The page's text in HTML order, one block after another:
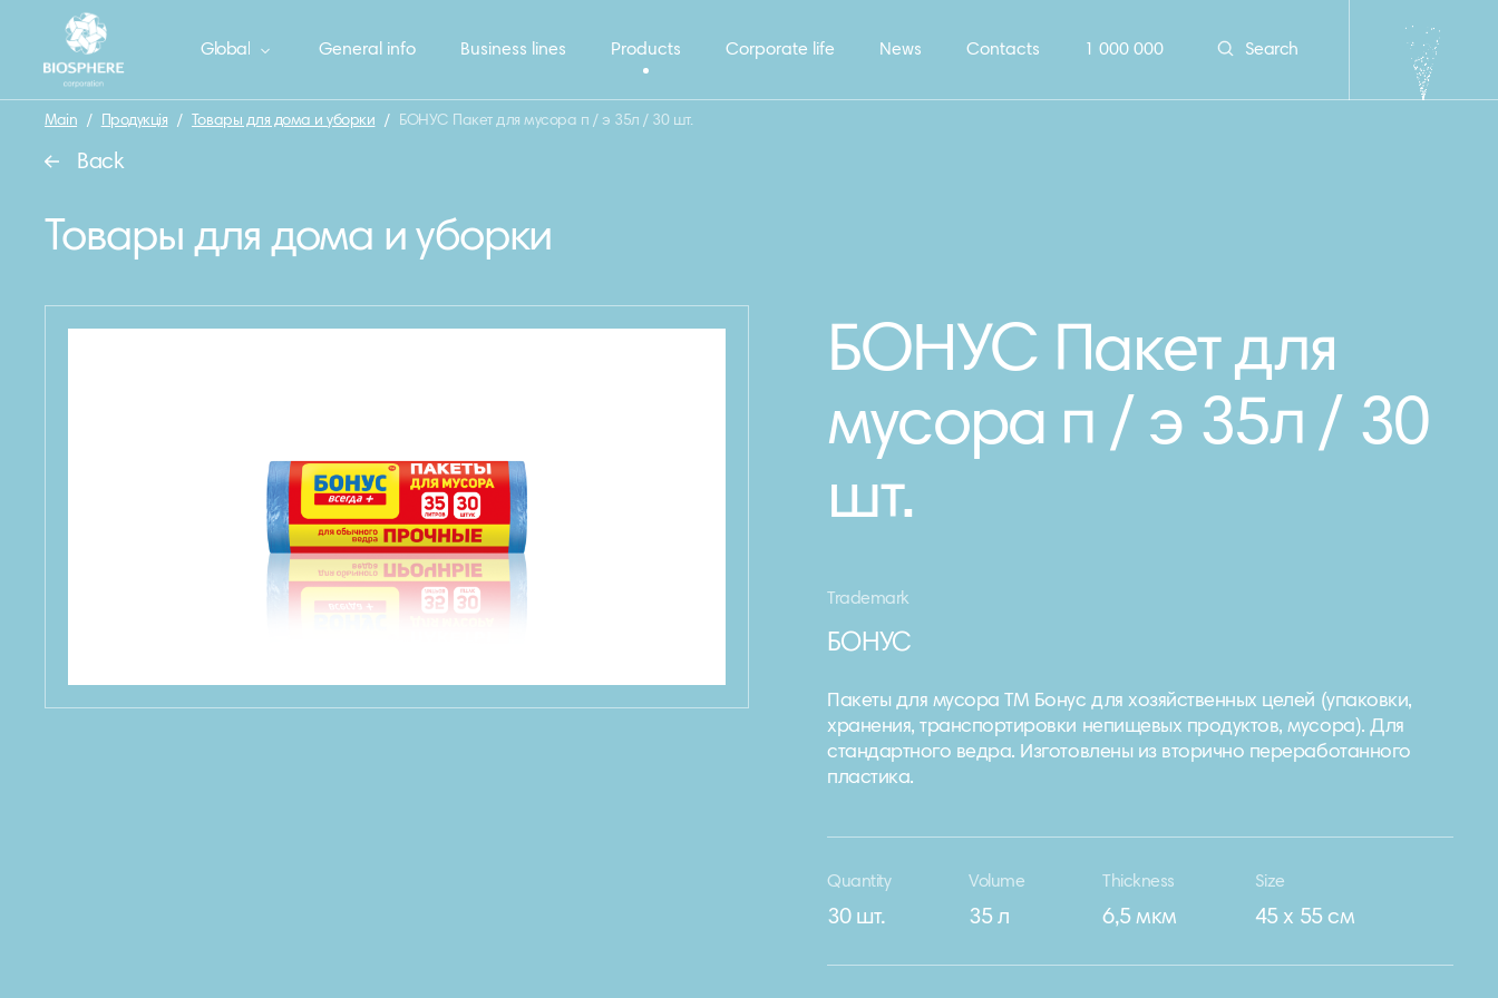
General info Business lines Products Corporate life News Contacts 1 000 000 Search
Global
Main / Продукція / Товары для дома и уборки / БОНУС Пакет для мусора п / э 35л / 30 шт.
Back
Товары для дома и уборки
БОНУС Пакет для
мусора п / э 35л / 30
шт.
Trademark
БОНУС
Пакеты для мусора ТМ Бонус для хозяйственных целей (упаковки,
хранения, транспортировки непищевых продуктов, мусора). Для
стандартного ведра. Изготовлены из вторично переработанного
пластика.
Quantity
30 шт.
Volume
35 л
Thickness
6,5 мкм
Size
45 х 55 см